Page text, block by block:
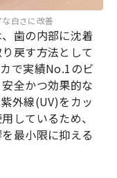
白さに改善
歯の内部に沈着
戻す方法として
で実績No.1のビ
全かつ効果的な
外線(UV)をカッ
しているため、
最小限に抑える